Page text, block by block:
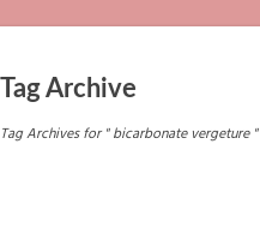
Tag Archive
Tag Archives for " bicarbonate vergeture "